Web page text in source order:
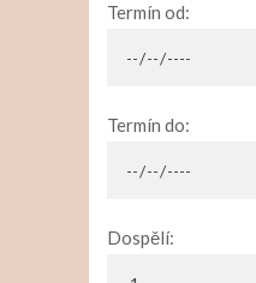
Termín od:
Termín do:
Dospělí: